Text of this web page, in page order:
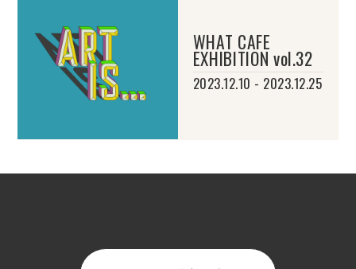
WHAT CAFE
EXHIBITION vol.32
2023.12.10 - 2023.12.25